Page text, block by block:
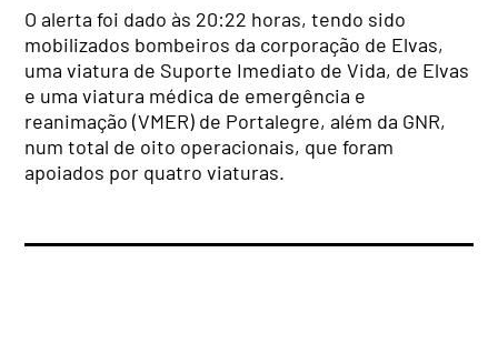
O alerta foi dado às 20:22 horas, tendo sido
mobilizados bombeiros da corporação de Elvas,
uma viatura de Suporte Imediato de Vida, de Elvas
e uma viatura médica de emergência e
reanimação (VMER) de Portalegre, além da GNR,
num total de oito operacionais, que foram
apoiados por quatro viaturas.